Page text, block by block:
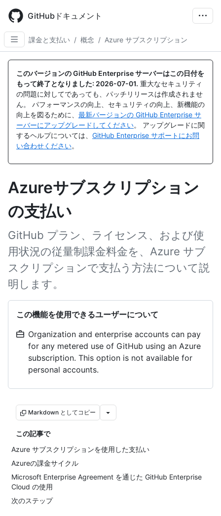
main
content
GitHubドキュメント
課金と支払い / 概念 / Azure サブスクリプション
このバージョンの GitHub Enterprise サーバーはこの日付を
もって終了となりました: 2026-07-01. 重大なセキュリティ
の問題に対してであっても、パッチリリースは作成されませ
ん。 パフォーマンスの向上、セキュリティの向上、新機能の
向上を図るために、 最新バージョンの GitHub Enterprise サ
ーバーにアップグレードしてください。 アップグレードに関
するヘルプについては、 GitHub Enterprise サポートにお問
い合わせください。
Azureサブスクリプション
の支払い
GitHub プラン、ライセンス、および使
用状況の従量制課金料金を、Azure サブ
スクリプションで支払う方法について説
明します。
この機能を使用できるユーザーについて
Organization and enterprise accounts can pay
for any metered use of GitHub using an Azure
subscription. This option is not available for
personal accounts.
Markdown としてコピー
この記事で
Azure サブスクリプションを使用した支払い
Azureの課金サイクル
Microsoft Enterprise Agreement を通じた GitHub Enterprise
Cloud の使用
次のステップ